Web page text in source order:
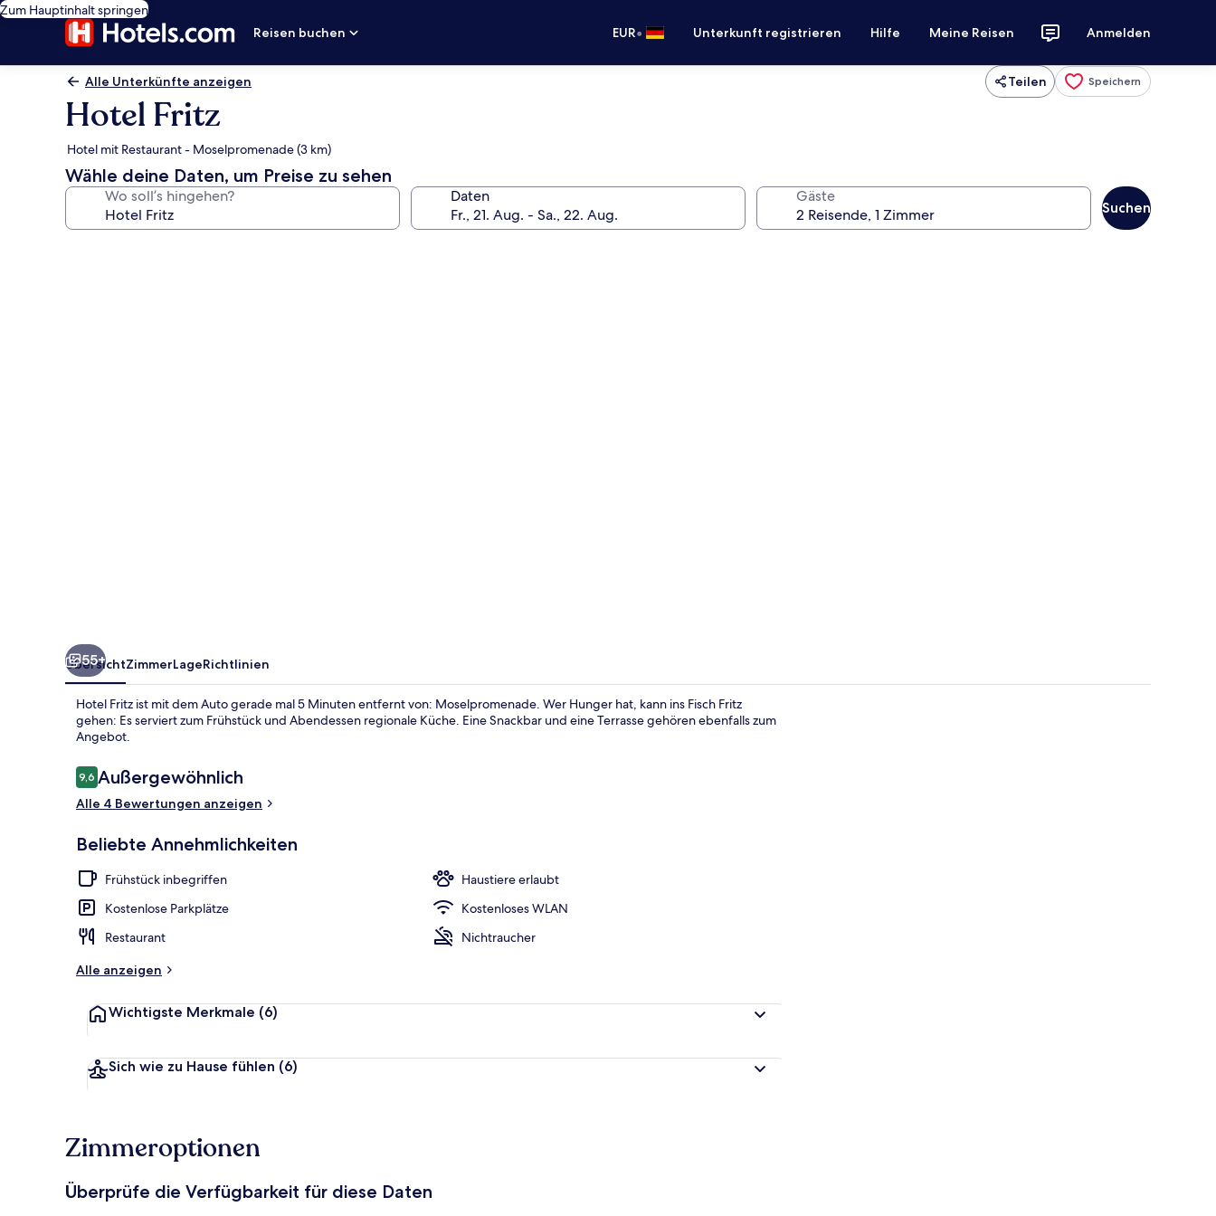
Zum Hauptinhalt springen
Reisen buchen
EUR• Unterkunft registrieren Hilfe Meine Reisen Anmelden
Alle Unterkünfte anzeigen Teilen Speichern
Hotel Fritz
Hotel mit Restaurant - Moselpromenade (3 km)
Wähle deine Daten, um Preise zu sehen
Wo soll’s hingehen? Daten Gäste
Suchen
55+
ÜbersichtZimmerLageRichtlinien
Hotel Fritz ist mit dem Auto gerade mal 5 Minuten entfernt von: Moselpromenade. Wer Hunger hat, kann ins Fisch Fritz
gehen: Es serviert zum Frühstück und Abendessen regionale Küche. Eine Snackbar und eine Terrasse gehören ebenfalls zum
Angebot.
Bewertungen
9,69,6 von 10.
Außergewöhnlich
Alle 4 Bewertungen anzeigen
Beliebte Annehmlichkeiten
Frühstück inbegriffen
Haustiere erlaubt
Kostenlose Parkplätze
Kostenloses WLAN
Restaurant
Nichtraucher
Alle anzeigen
Wichtigste Merkmale (6)
Sich wie zu Hause fühlen (6)
Zimmeroptionen
Überprüfe die Verfügbarkeit für diese Daten